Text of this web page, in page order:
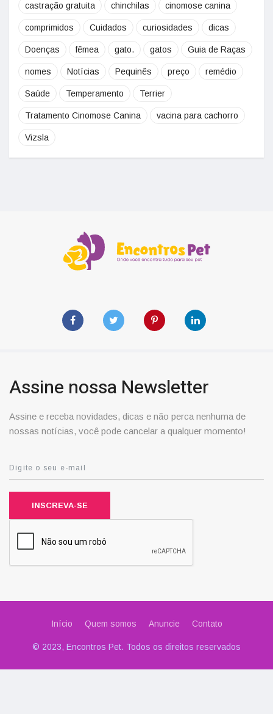
castração gratuita chinchilas cinomose canina
comprimidos Cuidados curiosidades dicas
Doenças fêmea gato. gatos Guia de Raças
nomes Notícias Pequinês preço remédio
Saúde Temperamento Terrier
Tratamento Cinomose Canina vacina para cachorro
Vizsla
Assine nossa Newsletter
Assine e receba novidades, dicas e não perca nenhuma de
nossas notícias, você pode cancelar a qualquer momento!
INSCREVA-SE
Início Quem somos Anuncie Contato
© 2023, Encontros Pet. Todos os direitos reservados